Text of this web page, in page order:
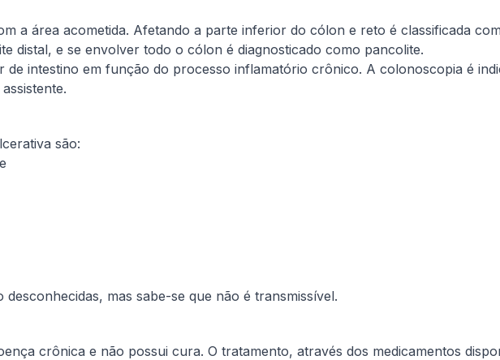
a área acometida. Afetando a parte inferior do cólon e reto é classificada
distal, e se envolver todo o cólon é diagnosticado como pancolite.
de intestino em função do processo inflamatório crônico. A colonoscopia é
são:
mas sabe-se que não é transmissível.
crônica e não possui cura. O tratamento, através dos medicamentos